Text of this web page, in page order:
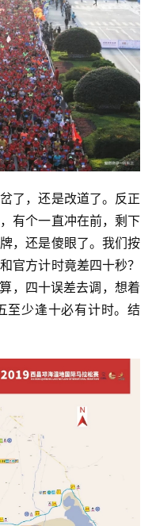
了，还是改道了。反正
有个一直冲在前，剩下
，还是傻眼了。我们按
官方计时竟差四十秒？
，四十误差去调，想着
至少逢十必有计时。结